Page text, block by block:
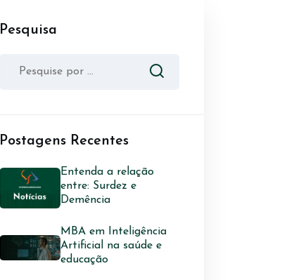
Pesquisa
Postagens Recentes
Entenda a relação
entre: Surdez e
Demência
MBA em Inteligência
Artificial na saúde e
educação